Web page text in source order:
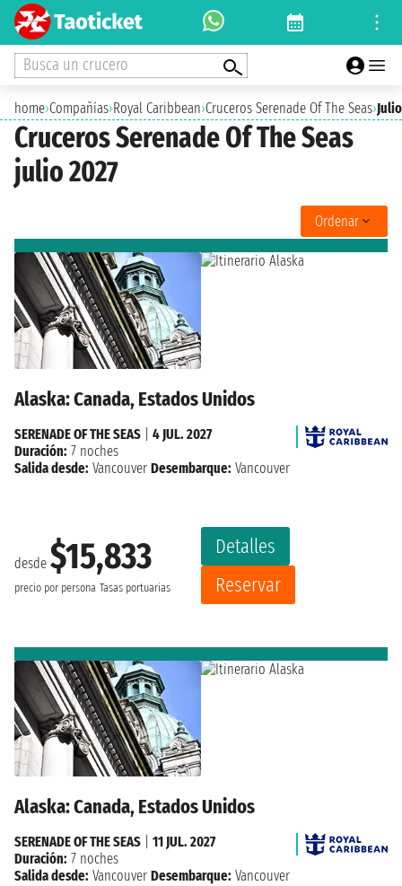
Busca un crucero
home›Compañías›Royal Caribbean›Cruceros Serenade Of The Seas›
Cruceros Serenade Of The Seas
julio 2027
Ordenar
Alaska: Canada, Estados Unidos
desde $15,833
precio por persona Tasas portuarias
Detalles
Reservar
SERENADE OF THE SEAS
4 JUL. 2027
Duración: 7 noches
Salida desde: Vancouver Desembarque: Vancouver
Alaska: Canada, Estados Unidos
SERENADE OF THE SEAS
11 JUL. 2027
Duración: 7 noches
Salida desde: Vancouver Desembarque: Vancouver